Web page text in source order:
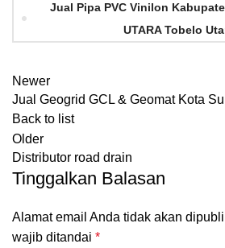
Jual Pipa PVC Vinilon
UTARA Tobelo
Newer
Jual Geogrid GCL & Geomat Kota
Back to list
Older
Distributor road drain
Tinggalkan Balasan
Alamat email Anda tidak akan
wajib ditandai *